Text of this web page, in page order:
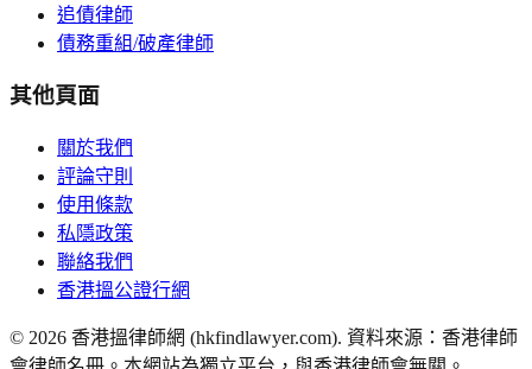
追債律師
債務重組/破產律師
其他頁面
關於我們
評論守則
使用條款
私隱政策
聯絡我們
香港搵公證行網
© 2026 香港搵律師網 (hkfindlawyer.com). 資料來源：香港律師